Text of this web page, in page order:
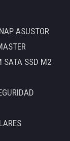
ASUSTOR
SATA SSD M2